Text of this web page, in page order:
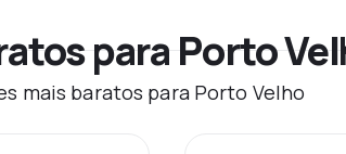
para Porto
mais baratos para Porto Velho